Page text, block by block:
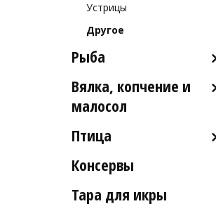
Устрицы
Другое
Рыба
Рыба деликатесных сортов
Рыба столовых сортов
Вялка, копчение и
малосол
Икра вяленая
Рыба слабосоленая
Рыба холодного и
Птица
Индейка
Консервы
Тара для икры